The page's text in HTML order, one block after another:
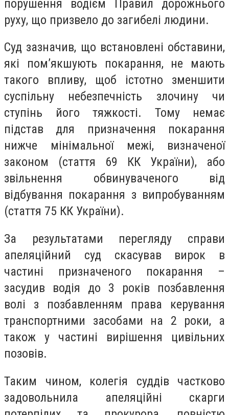
порушення водієм Правил дорожнього
руху, що призвело до загибелі людини.
Суд зазначив, що встановлені обставини,
які пом’якшують покарання, не мають
такого впливу, щоб істотно зменшити
суспільну небезпечність злочину чи
ступінь його тяжкості. Тому немає
підстав для призначення покарання
нижче мінімальної межі, визначеної
законом (стаття 69 КК України), або
звільнення обвинуваченого від
відбування покарання з випробуванням
(стаття 75 КК України).
За результатами перегляду справи
апеляційний суд скасував вирок в
частині призначеного покарання –
засудив водія до 3 років позбавлення
волі з позбавленням права керування
транспортними засобами на 2 роки, а
також у частині вирішення цивільних
позовів.
Таким чином, колегія суддів частково
задовольнила апеляційні скарги